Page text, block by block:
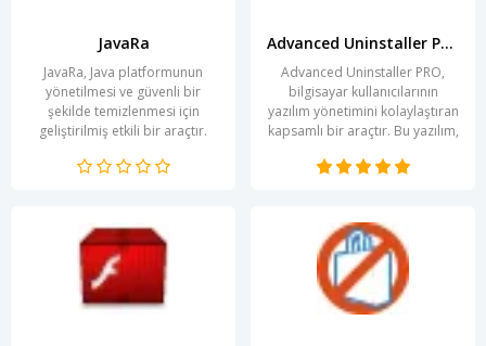
JavaRa
JavaRa, Java platformunun
yönetilmesi ve güvenli bir
şekilde temizlenmesi için
geliştirilmiş etkili bir araçtır.
Java...
Advanced Uninstaller PRO
Advanced Uninstaller PRO,
bilgisayar kullanıcılarının
yazılım yönetimini kolaylaştıran
kapsamlı bir araçtır. Bu yazılım,
kaldırmakla...